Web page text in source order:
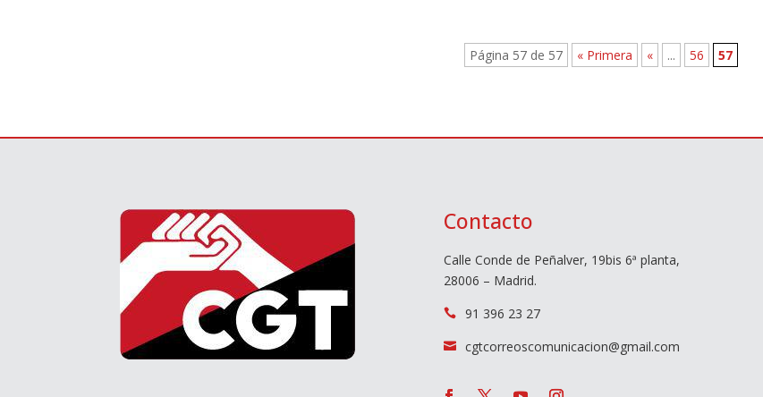
Página 57 de 57 « Primera « ... 56 57
Contacto
Calle Conde de Peñalver, 19bis 6ª planta,
28006 – Madrid.
 91 396 23 27
 cgtcorreoscomunicacion@gmail.com